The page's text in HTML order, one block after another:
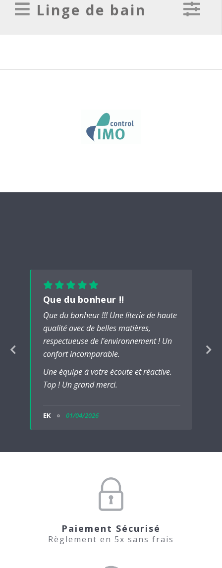
Linge de bain
Que du bonheur !!
Que du bonheur !!! Une literie de haute
qualité avec de belles matières,
respectueuse de l'environnement ! Un
confort incomparable.
Une équipe à votre écoute et réactive.
Top ! Un grand merci.
EK 01/04/2026
Paiement Sécurisé
Règlement en 5x sans frais